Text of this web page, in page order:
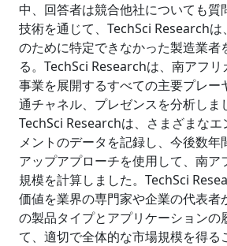
中、回答者は競合他社についても質
技術を通じて、TechSci Research
のために特定できなかった製造業者
る。TechSci Researchは、南アフ
事業を展開するすべての主要プレー
通チャネル、プレゼンスを分析しま
TechSci Researchは、さまざまな
メントのデータを記録し、今後数年
アップアプローチを使用して、南ア
規模を計算しました。TechSci
価値を業界の専門家や企業の代表者
の製品タイプとアプリケーションの
て、適切で全体的な市場規模を得る